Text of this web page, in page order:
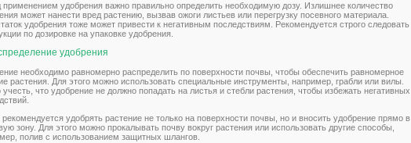
применением удобрения важно правильно определить необходимую дозу. Излишнее количество
может нанести вред растению, вызвав ожоги листьев или перегрузку посевного материала.
удобрения тоже может привести к негативным последствиям. Рекомендуется строго следовать
по дозировке на упаковке удобрения.
удобрения
необходимо равномерно распределить по поверхности почвы, чтобы обеспечить равномерное
растения. Для этого можно использовать специальные инструменты, например, грабли или вилы.
учесть, что удобрение не должно попадать на листья и стебли растения, чтобы избежать негативных
удобрять растение не только на поверхности почвы, но и вносить удобрение прямо в
зону. Для этого можно прокалывать почву вокруг растения или использовать другие способы,
полив с использованием защитных шлангов.